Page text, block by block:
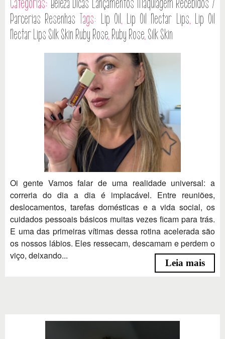
Categorias: Beleza Dicas Lançamentos Maquiagem Recebidos /
Parcerias Resenhas Tags: Lip Oil, Lip Oil Nectar Lips, Lip Oil
Nectar Lips Silk Skin Ruby Rose, Ruby Rose, Silk Skin
Oi gente Vamos falar de uma realidade universal: a
correria do dia a dia é implacável. Entre reuniões,
deslocamentos, tarefas domésticas e a vida social, os
cuidados pessoais básicos muitas vezes ficam para trás.
E uma das primeiras vítimas dessa rotina acelerada são
os nossos lábios. Eles ressecam, descamam e perdem o
viço, deixando...
Leia mais